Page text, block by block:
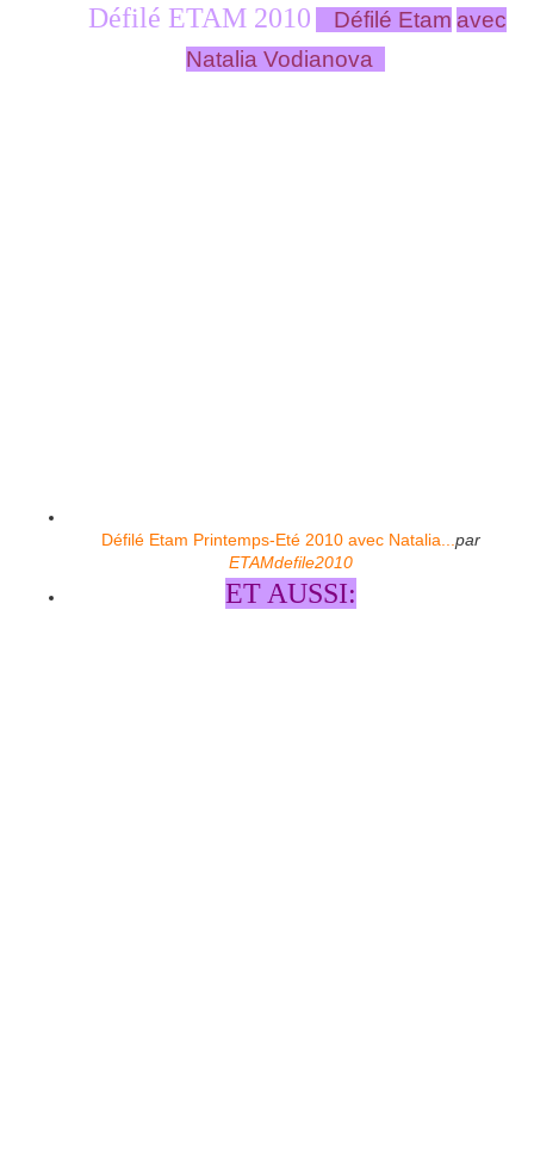
Défilé ETAM 2010 Défilé Etam avec
Natalia Vodianova
Défilé Etam Printemps-Eté 2010 avec Natalia... par
ETAMdefile2010
ET AUSSI: